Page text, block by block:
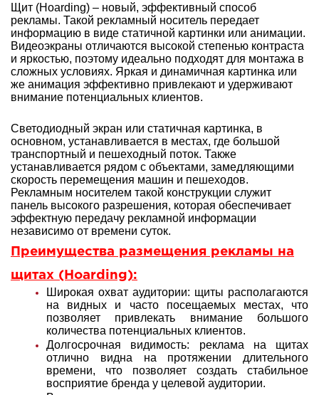
Щит (Hoarding) – новый, эффективный способ
рекламы. Такой рекламный носитель передает
информацию в виде статичной картинки или анимации.
Видеоэкраны отличаются высокой степенью контраста
и яркостью, поэтому идеально подходят для монтажа в
сложных условиях. Яркая и динамичная картинка или
же анимация эффективно привлекают и удерживают
внимание потенциальных клиентов.
Светодиодный экран или статичная картинка, в
основном, устанавливается в местах, где большой
транспортный и пешеходный поток. Также
устанавливается рядом с объектами, замедляющими
скорость перемещения машин и пешеходов.
Рекламным носителем такой конструкции служит
панель высокого разрешения, которая обеспечивает
эффектную передачу рекламной информации
независимо от времени суток.
Преимущества размещения рекламы на
щитах (Hoarding):
Широкая охват аудитории: щиты располагаются
на видных и часто посещаемых местах, что
позволяет привлекать внимание большого
количества потенциальных клиентов.
Долгосрочная видимость: реклама на щитах
отлично видна на протяжении длительного
времени, что позволяет создать стабильное
восприятие бренда у целевой аудитории.